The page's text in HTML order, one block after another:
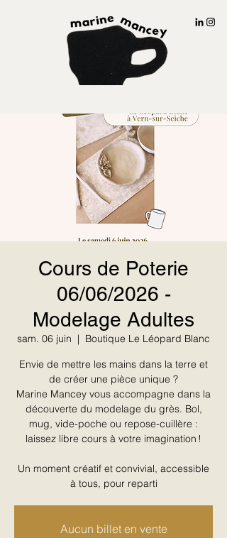
Cours de Poterie
06/06/2026 -
Modelage Adultes
sam. 06 juin
  |
Boutique Le Léopard Blanc
Envie de mettre les mains dans la terre et
de créer une pièce unique ?
Marine Mancey vous accompagne dans la
découverte du modelage du grès. Bol,
mug, vide-poche ou repose-cuillère :
laissez libre cours à votre imagination !
Un moment créatif et convivial, accessible
à tous, pour reparti
Aucun billet en vente